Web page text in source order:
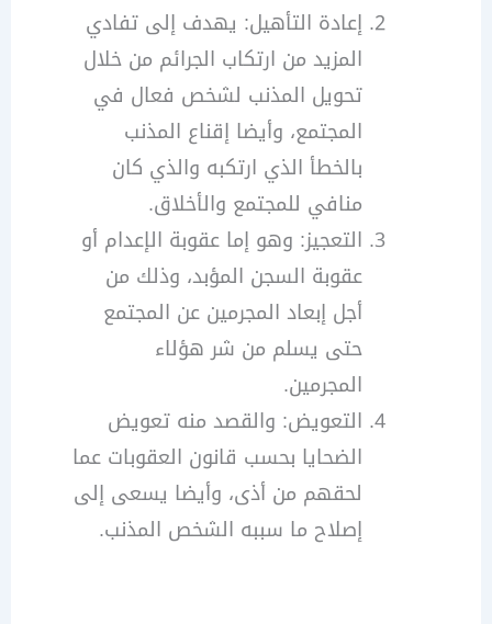
إعادة التأهيل: يهدف إلى تفادي
المزيد من ارتكاب الجرائم من خلال
تحويل المذنب لشخص فعال في
المجتمع، وأيضا إقناع المذنب
بالخطأ الذي ارتكبه والذي كان
منافي للمجتمع والأخلاق.
التعجيز: وهو إما عقوبة الإعدام أو
عقوبة السجن المؤبد، وذلك من
أجل إبعاد المجرمين عن المجتمع
حتى يسلم من شر هؤلاء
المجرمين.
التعويض: والقصد منه تعويض
الضحايا بحسب قانون العقوبات عما
لحقهم من أذى، وأيضا يسعى إلى
إصلاح ما سببه الشخص المذنب.